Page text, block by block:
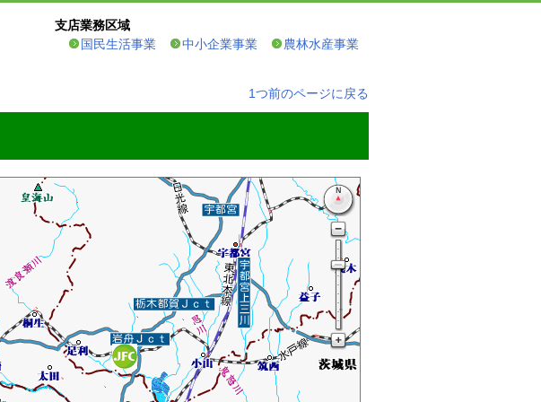
支店業務区域
国民生活事業
中小企業事業 農林水産事業
1つ前のページに戻る